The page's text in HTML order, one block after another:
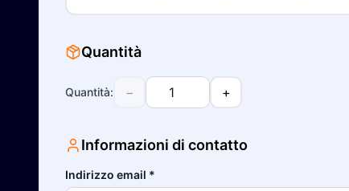
Quantità
Quantità: − +
Informazioni di contatto
Indirizzo email *